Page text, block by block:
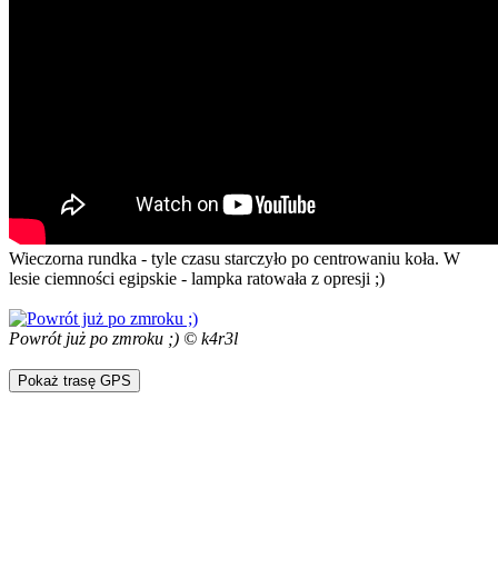
Wieczorna rundka - tyle czasu starczyło po centrowaniu koła. W
lesie ciemności egipskie - lampka ratowała z opresji ;)
Powrót już po zmroku ;) © k4r3l
Pokaż trasę GPS